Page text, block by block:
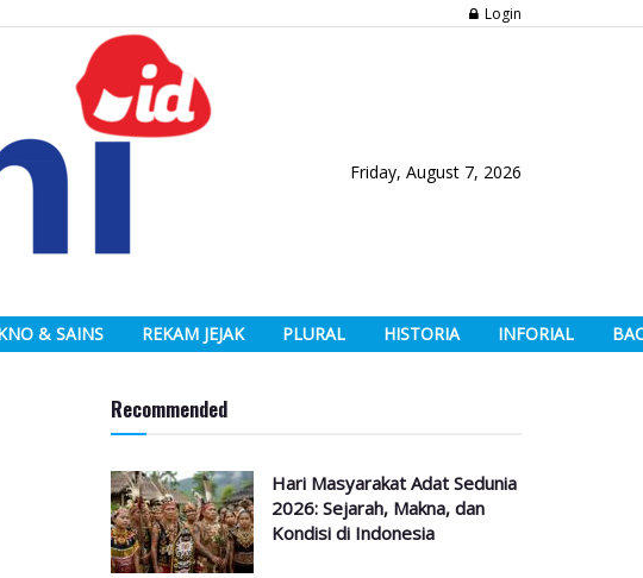
Login
Friday, August 7, 2026
& SAINS REKAM JEJAK PLURAL HISTORIA INFORIAL
Recommended
Hari Masyarakat Adat Sedunia
2026: Sejarah, Makna, dan
Kondisi di Indonesia